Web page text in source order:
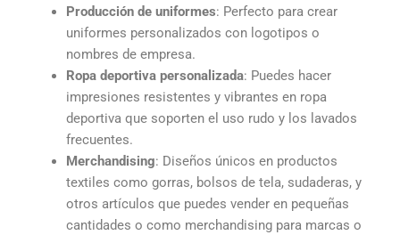
Producción de uniformes: Perfecto para crear
uniformes personalizados con logotipos o
nombres de empresa.
Ropa deportiva personalizada: Puedes hacer
impresiones resistentes y vibrantes en ropa
deportiva que soporten el uso rudo y los lavados
frecuentes.
Merchandising: Diseños únicos en productos
textiles como gorras, bolsos de tela, sudaderas, y
otros artículos que puedes vender en pequeñas
cantidades o como merchandising para marcas o